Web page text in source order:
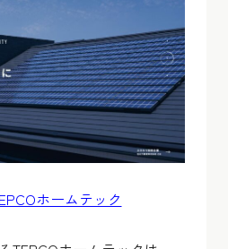
ホームテック